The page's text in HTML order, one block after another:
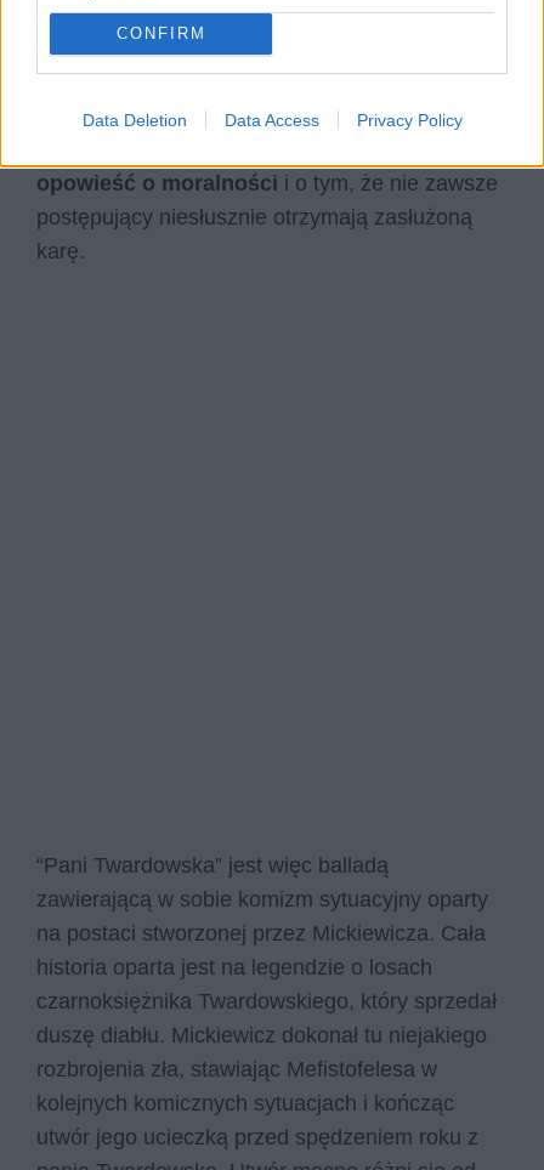
CONFIRM
Data Deletion Data Access Privacy Policy
efektem komicznym. W balladzie nastąpiło
więc złamanie ludowej zasady morału i tego, że
obietnic należy dotrzymywać – Twardowskiemu
udało się wymknąć diabłu za pomocą własnych,
opowieść o moralności i o tym, że nie zawsze
postępujący niesłusznie otrzymają zasłużoną
karę.
“Pani Twardowska” jest więc balladą
zawierającą w sobie komizm sytuacyjny oparty
na postaci stworzonej przez Mickiewicza. Cała
historia oparta jest na legendzie o losach
czarnoksiężnika Twardowskiego, który sprzedał
duszę diabłu. Mickiewicz dokonał tu niejakiego
rozbrojenia zła, stawiając Mefistofelesa w
kolejnych komicznych sytuacjach i kończąc
utwór jego ucieczką przed spędzeniem roku z